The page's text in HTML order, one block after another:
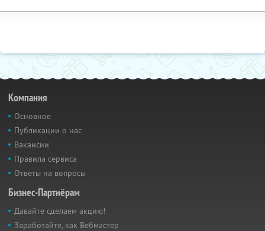
Компания
Основное
Публикации о нас
Вакансии
Правила сервиса
Ответы на вопросы
Бизнес-Партнёрам
Давайте сделаем акцию!
Заработайте, как Вебмастер